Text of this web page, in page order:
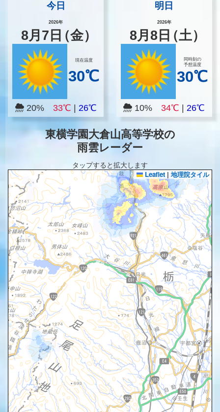
今日
2026年
8月 7 日（金）
現在温度
30℃
20% 33℃ 26℃
明日
2026年
8月8 日（土）
同時刻の
予想温度
30℃
10%34℃ |26℃
東横学園大倉山高等学校の
雨雲レーダー
タップすると拡大します
Leaflet | 地理院タイル